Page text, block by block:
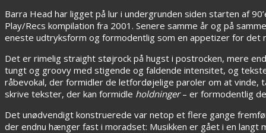
Barra Head har ligget på lur i undergrunden siden starten af
Play/Recs kompilation fra 2001. Senere samme år og på
eneste udtryksform og formodentlig som en appetizer for det
Det er rimelig straight støjrock på hugst i postrocken, mere
tungt og groovy med stigende og faldende intensitet, og
råbevokal, der formidler de letfordøjelige paroler om at
skrive tekster, der kan formidle holdninger– er formodentlig
Det unødvendigt konstruerede var netop et flere gange
der endnu hænger fast i moradset: Musikken er gået i en